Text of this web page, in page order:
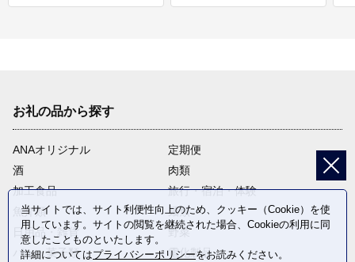
お礼の品から探す
ANAオリジナル
定期便
酒
肉類
加工食品
旅行・宿泊・体験
魚介類
麺類
日用品・雑貨
野菜
パン・菓子類
電化製品
当サイトでは、サイト利便性向上のため、クッキー（Cookie）を使
用しています。サイトの閲覧を継続された場合、Cookieの利用に同
意したことものといたします。
詳細についてはプライバシーポリシーをお読みください。